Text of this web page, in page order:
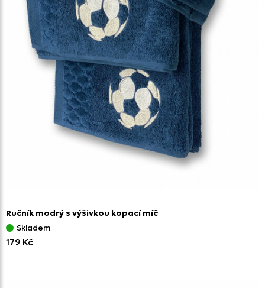
Ručník modrý s výšivkou kopací míč
Skladem
179 Kč